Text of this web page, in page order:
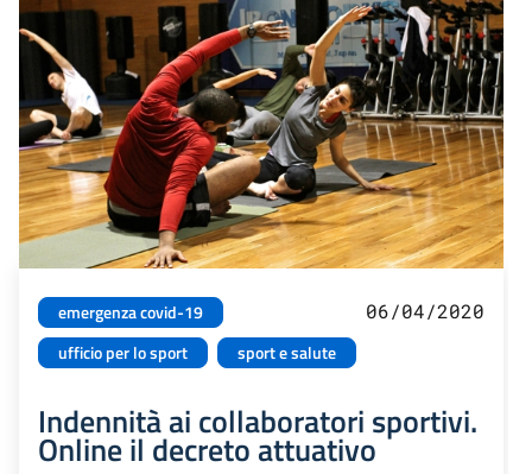
emergenza covid-19
ufficio per lo sport
sport e salute
06/04/2020
Indennità ai collaboratori sportivi.
Online il decreto attuativo